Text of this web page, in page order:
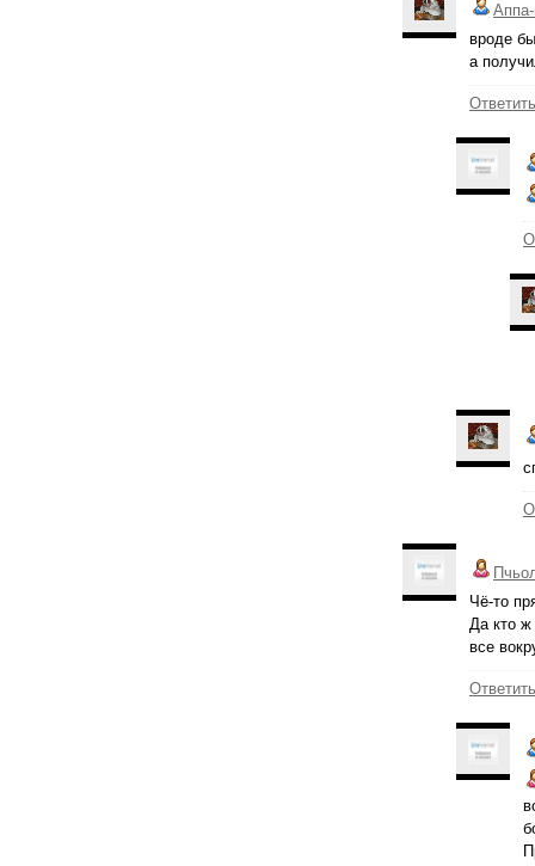
вроде
а
Ответить
Чё-то
Да кто ж
все
Ответить